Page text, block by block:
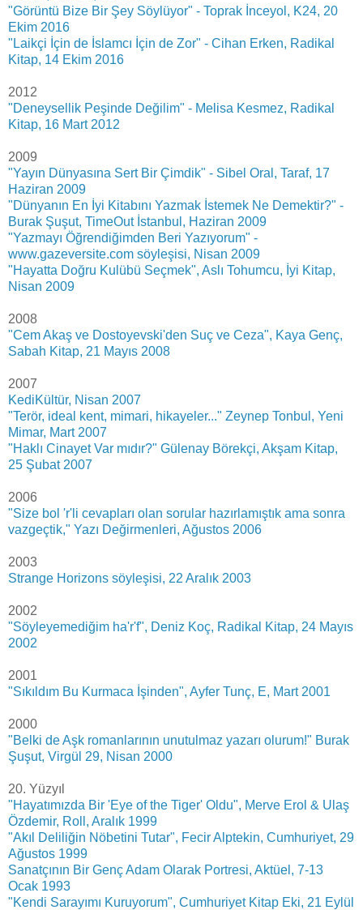
"Görüntü Bize Bir Şey Söylüyor" - Toprak İnceyol, K24, 20
Ekim 2016
"Laikçi İçin de İslamcı İçin de Zor" - Cihan Erken, Radikal
Kitap, 14 Ekim 2016
2012
"Deneysellik Peşinde Değilim" - Melisa Kesmez, Radikal
Kitap, 16 Mart 2012
2009
"Yayın Dünyasına Sert Bir Çimdik" - Sibel Oral, Taraf, 17
Haziran 2009
"Dünyanın En İyi Kitabını Yazmak İstemek Ne Demektir?" -
Burak Şuşut, TimeOut İstanbul, Haziran 2009
"Yazmayı Öğrendiğimden Beri Yazıyorum" -
www.gazeversite.com söyleşisi, Nisan 2009
"Hayatta Doğru Kulübü Seçmek", Aslı Tohumcu, İyi Kitap,
Nisan 2009
2008
"Cem Akaş ve Dostoyevski'den Suç ve Ceza", Kaya Genç,
Sabah Kitap, 21 Mayıs 2008
2007
KediKültür, Nisan 2007
"Terör, ideal kent, mimari, hikayeler..." Zeynep Tonbul, Yeni
Mimar, Mart 2007
"Haklı Cinayet Var mıdır?" Gülenay Börekçi, Akşam Kitap,
25 Şubat 2007
2006
"Size bol 'r'li cevapları olan sorular hazırlamıştık ama sonra
vazgeçtik," Yazı Değirmenleri, Ağustos 2006
2003
Strange Horizons söyleşisi, 22 Aralık 2003
2002
"Söyleyemediğim ha'r'f", Deniz Koç, Radikal Kitap, 24 Mayıs
2002
2001
"Sıkıldım Bu Kurmaca İşinden", Ayfer Tunç, E, Mart 2001
2000
"Belki de Aşk romanlarının unutulmaz yazarı olurum!" Burak
Şuşut, Virgül 29, Nisan 2000
20. Yüzyıl
"Hayatımızda Bir 'Eye of the Tiger' Oldu", Merve Erol & Ulaş
Özdemir, Roll, Aralık 1999
"Akıl Deliliğin Nöbetini Tutar", Fecir Alptekin, Cumhuriyet, 29
Ağustos 1999
Sanatçının Bir Genç Adam Olarak Portresi, Aktüel, 7-13
Ocak 1993
"Kendi Sarayımı Kuruyorum", Cumhuriyet Kitap Eki, 21 Eylül